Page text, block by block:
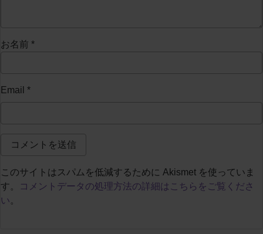
お名前 *
Email *
このサイトはスパムを低減するために Akismet を使っていま
す。
コメントデータの処理方法の詳細はこちらをご覧くださ
い。